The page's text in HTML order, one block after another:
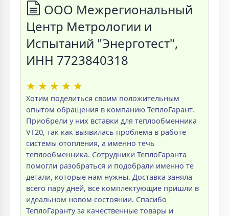
ООО Межрегиональный
Центр Метрологии и
Испытаний "Энерготест",
ИНН 7723840318
★ ★ ★ ★ ★
Хотим поделиться своим положительным
опытом обращения в компанию ТеплоГарант.
Приобрели у них вставки для теплообменника
VT20, так как выявилась проблема в работе
системы отопления, а именно течь
теплообменника. Сотрудники ТеплоГаранта
помогли разобраться и подобрали именно те
детали, которые нам нужны. Доставка заняла
всего пару дней, все комплектующие пришли в
идеальном новом состоянии. Спасибо
ТеплоГаранту за качественные товары и